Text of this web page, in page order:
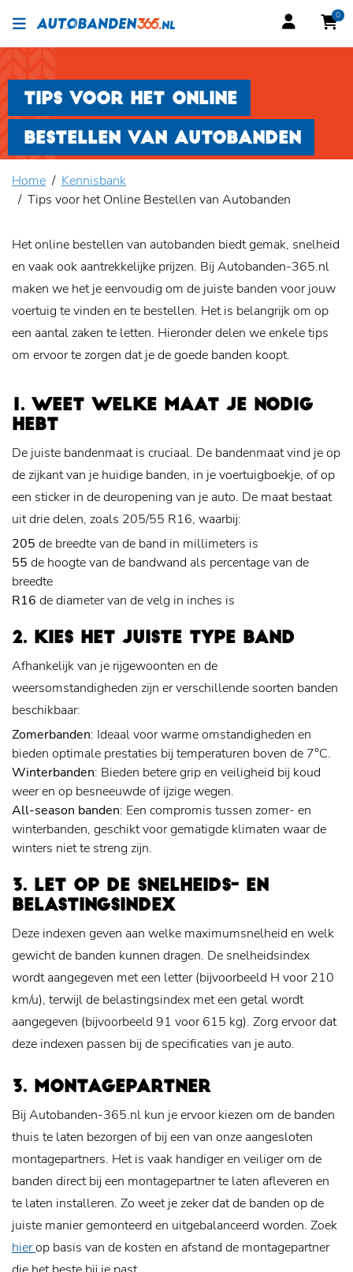
0
TIPS VOOR HET ONLINE
BESTELLEN VAN AUTOBANDEN
Home
Kennisbank
Tips voor het Online Bestellen van Autobanden
Het online bestellen van autobanden biedt gemak, snelheid
en vaak ook aantrekkelijke prijzen. Bij Autobanden-365.nl
maken we het je eenvoudig om de juiste banden voor jouw
voertuig te vinden en te bestellen. Het is belangrijk om op
een aantal zaken te letten. Hieronder delen we enkele tips
om ervoor te zorgen dat je de goede banden koopt.
1. WEET WELKE MAAT JE NODIG
HEBT
De juiste bandenmaat is cruciaal. De bandenmaat vind je op
de zijkant van je huidige banden, in je voertuigboekje, of op
een sticker in de deuropening van je auto. De maat bestaat
uit drie delen, zoals 205/55 R16, waarbij:
205 de breedte van de band in millimeters is
55 de hoogte van de bandwand als percentage van de
breedte
R16 de diameter van de velg in inches is
2. KIES HET JUISTE TYPE BAND
Afhankelijk van je rijgewoonten en de
weersomstandigheden zijn er verschillende soorten banden
beschikbaar:
Zomerbanden: Ideaal voor warme omstandigheden en
bieden optimale prestaties bij temperaturen boven de 7°C.
Winterbanden: Bieden betere grip en veiligheid bij koud
weer en op besneeuwde of ijzige wegen.
All-season banden: Een compromis tussen zomer- en
winterbanden, geschikt voor gematigde klimaten waar de
winters niet te streng zijn.
3. LET OP DE SNELHEIDS- EN
BELASTINGSINDEX
Deze indexen geven aan welke maximumsnelheid en welk
gewicht de banden kunnen dragen. De snelheidsindex
wordt aangegeven met een letter (bijvoorbeeld H voor 210
km/u), terwijl de belastingsindex met een getal wordt
aangegeven (bijvoorbeeld 91 voor 615 kg). Zorg ervoor dat
deze indexen passen bij de specificaties van je auto.
3. MONTAGEPARTNER
Bij Autobanden-365.nl kun je ervoor kiezen om de banden
thuis te laten bezorgen of bij een van onze aangesloten
montagepartners. Het is vaak handiger en veiliger om de
banden direct bij een montagepartner te laten afleveren en
te laten installeren. Zo weet je zeker dat de banden op de
juiste manier gemonteerd en uitgebalanceerd worden. Zoek
hierop basis van de kosten en afstand de montagepartner